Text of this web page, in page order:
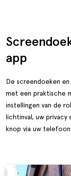
app
De screendoeken
met een praktische
instellingen van de
lichtinval, uw
knop via uw telefoon.